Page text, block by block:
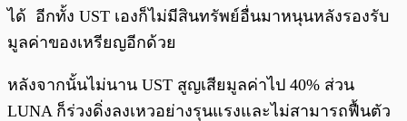
ได้ อีกทั้ง UST เองก็ไม่มีสินทรัพย์อื่นมาหนุนหลังรองรับ
มูลค่าของเหรียญอีกด้วย
หลังจากนั้นไม่นาน UST สูญเสียมูลค่าไป 40% ส่วน
LUNA ก็ร่วงดิ่งลงเหวอย่างรุนแรงและไม่สามารถฟื้นตัว